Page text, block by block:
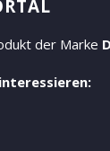
der Marke